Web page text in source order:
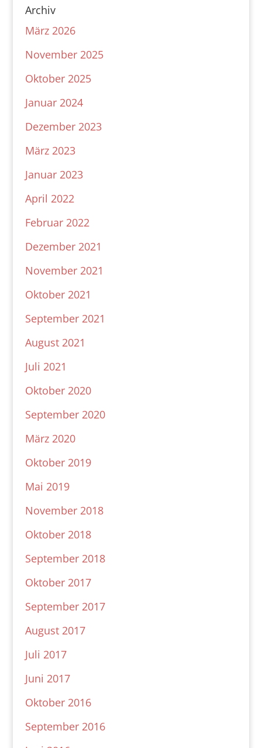
Archiv
März 2026
November 2025
Oktober 2025
Januar 2024
Dezember 2023
März 2023
Januar 2023
April 2022
Februar 2022
Dezember 2021
November 2021
Oktober 2021
September 2021
August 2021
Juli 2021
Oktober 2020
September 2020
März 2020
Oktober 2019
Mai 2019
November 2018
Oktober 2018
September 2018
Oktober 2017
September 2017
August 2017
Juli 2017
Juni 2017
Oktober 2016
September 2016